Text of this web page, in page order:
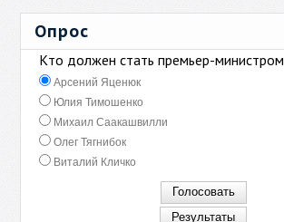
Опрос
Кто должен стать премьер-министром
Арсений Яценюк
Юлия Тимошенко
Михаил Саакашвилли
Олег Тягнибок
Виталий Кличко